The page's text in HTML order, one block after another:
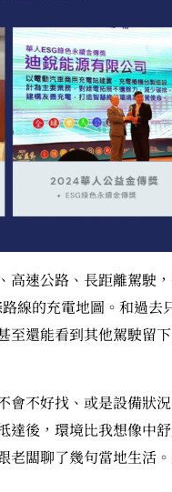
高速公路、長距離駕駛
線的充電地圖。和過去
還能看到其他駕駛留
會不好找、或是設備狀
達後，環境比我想像中
老闆聊了幾句當地生活